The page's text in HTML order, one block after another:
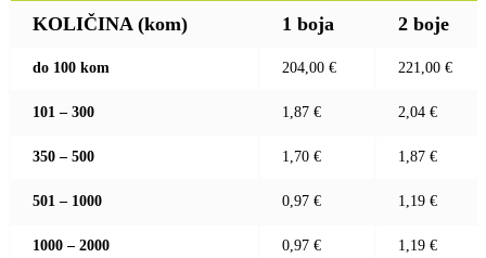
KOLIČINA (kom) 1 boja 2 boje
do 100 kom 204,00 € 221,00 €
101 – 300 1,87 € 2,04 €
350 – 500 1,70 € 1,87 €
501 – 1000 0,97 € 1,19 €
1000 – 2000 0,97 € 1,19 €